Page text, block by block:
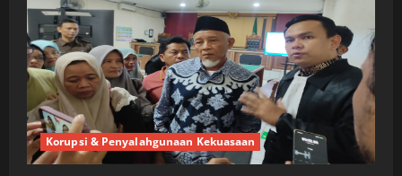
Korupsi & Penyalahgunaan Kekuasaan